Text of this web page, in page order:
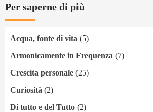
Per saperne di più
Acqua, fonte di vita (5)
Armonicamente in Frequenza (7)
Crescita personale (25)
Curiosità (2)
Di tutto e del Tutto (2)